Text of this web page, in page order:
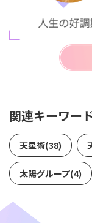
関連キーワー
天星術(38)
太陽グループ(4)